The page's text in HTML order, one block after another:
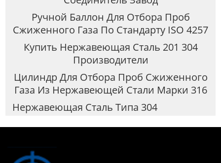
Ручной Баллон Для Отбора Проб
Сжиженного Газа По Стандарту ISO 4257
Купить Нержавеющая Сталь 201 304
Производители
Цилиндр Для Отбора Проб Сжиженного
Газа Из Нержавеющей Стали Марки 316
Нержавеющая Сталь Типа 304